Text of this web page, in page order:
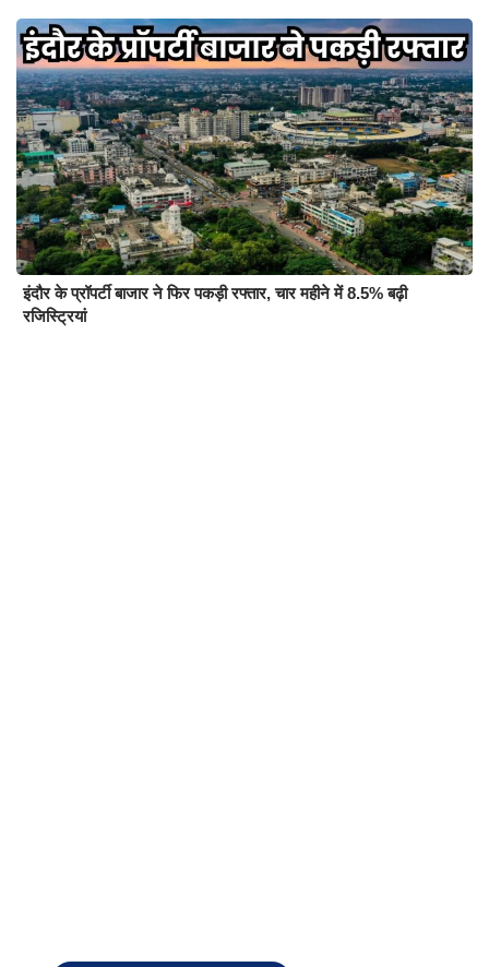
इंदौर के प्रॉपर्टी बाजार ने फिर पकड़ी रफ्तार, चार महीने में 8.5% बढ़ी
रजिस्ट्रियां